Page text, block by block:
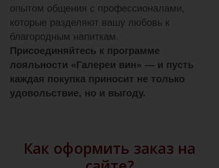
опытом общения с профессионалами,
которые разделяют вашу любовь к
благородным напиткам.
Присоединяйтесь к программе
лояльности «Галереи вин» — и пусть
каждая покупка приносит не только
удовольствие, но и выгоду.
Как оформить заказ на